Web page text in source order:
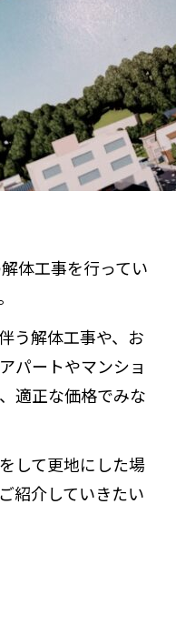
来店予約
体工事を行ってい
う解体工事や、お
パートやマンショ
適正な価格でみな
して更地にした場
紹介していきたい